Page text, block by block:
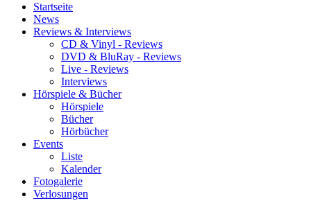
Startseite
News
Reviews & Interviews
CD & Vinyl - Reviews
DVD & BluRay - Reviews
Live - Reviews
Interviews
Hörspiele & Bücher
Hörspiele
Bücher
Hörbücher
Events
Liste
Kalender
Fotogalerie
Verlosungen